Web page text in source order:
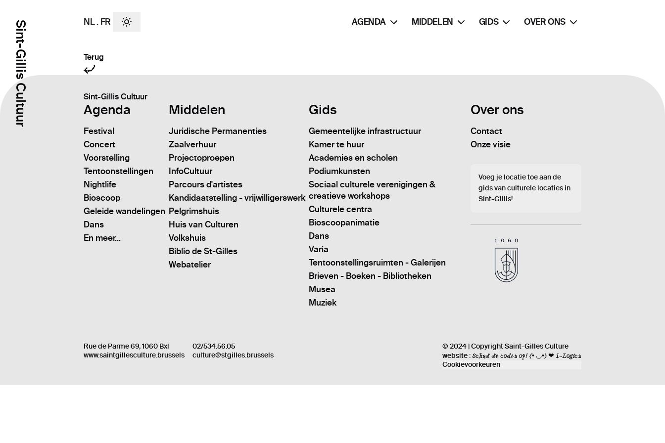
Sint-Gillis Cultuur NL . FR AGENDA MIDDELEN GIDS OVER ONS
Terug
Sint-Gillis Cultuur
Agenda
Festival
Concert
Voorstelling
Tentoonstellingen
Nightlife
Bioscoop
Geleide wandelingen
Dans
En meer...
Middelen
Juridische Permanenties
Zaalverhuur
Projectoproepen
InfoCultuur
Parcours d'artistes
Kandidaatstelling - vrijwilligerswerk
Pelgrimshuis
Huis van Culturen
Volkshuis
Biblio de St-Gilles
Webatelier
Gids
Gemeentelijke infrastructuur
Kamer te huur
Academies en scholen
Podiumkunsten
Sociaal culturele verenigingen &
creatieve workshops
Culturele centra
Bioscoopanimatie
Dans
Varia
Tentoonstellingsruimten - Galerijen
Brieven - Boeken - Bibliotheken
Musea
Muziek
Over ons
Contact
Onze visie
Voeg je locatie toe aan de
gids van culturele locaties in
Sint-Gillis!
Rue de Parme 69, 1060 Bxl
www.saintgillesculture.brussels
02/534.56.05
culture@stgilles.brussels
© 2024 | Copyright Saint-Gilles Culture
website :Schud de codes op! (• ◡•) ❤ I-Logics
Cookievoorkeuren